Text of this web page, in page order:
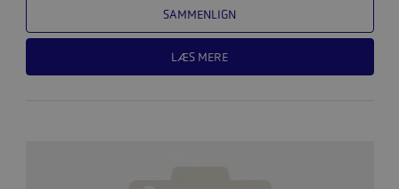
SAMMENLIGN
LÆS MERE